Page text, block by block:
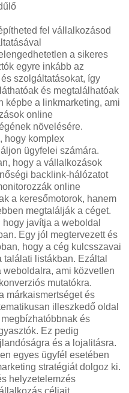
fel vállalkozásod
a sikeres
egyre inkább az
szolgáltatásokat, így
és megtalálhatóak
képbe a linkmarketing, ami
online
növelésére.
hogy komplex
ügyfelei számára.
hogy a vállalkozások
backlink-hálózatot
online
a keresőmotorok, hanem
megtalálják a céget.
javítja a weboldal
Egy jól megtervezett és
hogy a cég kulcsszavai
listákban. Ezáltal
ami közvetlen
mutatókra.
márkaismertséget és
illeszkedő oldal
és
Ez pedig
és a lojalitásra.
egyes ügyfél esetében
stratégiát dolgoz ki.
helyzetelemzés
céljait,